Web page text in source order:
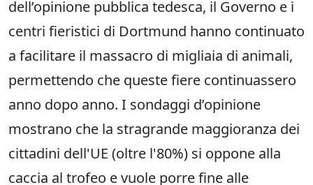
dell’opinione pubblica tedesca, il Governo e i
centri fieristici di Dortmund hanno continuato
a facilitare il massacro di migliaia di animali,
permettendo che queste fiere continuassero
anno dopo anno. I sondaggi d’opinione
mostrano che la stragrande maggioranza dei
cittadini dell'UE (oltre l'80%) si oppone alla
caccia al trofeo e vuole porre fine alle